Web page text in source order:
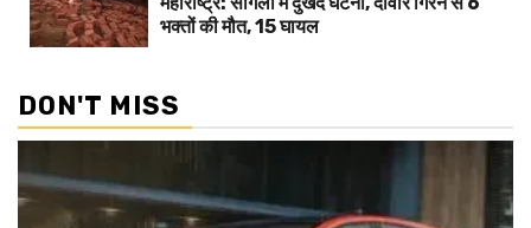
भक्तों की मौत, 15 घायल
DON'T MISS